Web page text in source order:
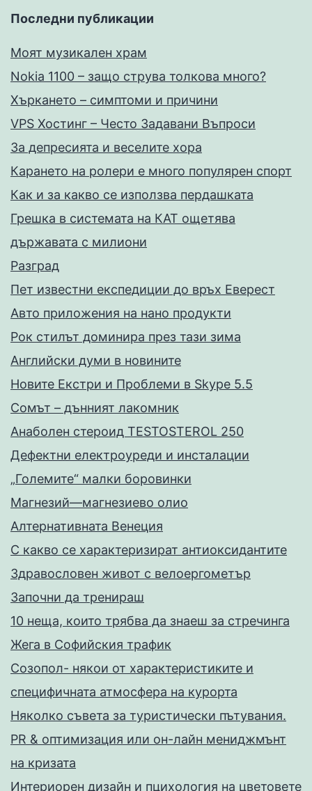
Последни публикации
Моят музикален храм
Nokia 1100 – защо струва толкова много?
Хъркането – симптоми и причини
VPS Хостинг – Често Задавани Въпроси
За депресията и веселите хора
Карането на ролери е много популярен спорт
Как и за какво се използва пердашката
Грешка в системата на КАТ ощетява
държавата с милиони
Разград
Пет известни експедиции до връх Еверест
Авто приложения на нано продукти
Рок стилът доминира през тази зима
Английски думи в новините
Новите Екстри и Проблеми в Skype 5.5
Сомът – дънният лакомник
Анаболен стероид TESTOSTEROL 250
Дефектни електроуреди и инсталации
„Големите“ малки боровинки
Магнезий—магнезиево олио
Алтернативната Венеция
С какво се характеризират антиоксидантите
Здравословен живот с велоергометър
Запoчни да тренираш
10 неща, които трябва да знаеш за стречинга
Жега в Софийския трафик
Созопол- някои от характеристиките и
специфичната атмосфера на курорта
Няколко съвета за туристически пътувания.
PR & оптимизация или он-лайн мениджмънт
на кризата
Интериорен дизайн и пцихология на цветовете